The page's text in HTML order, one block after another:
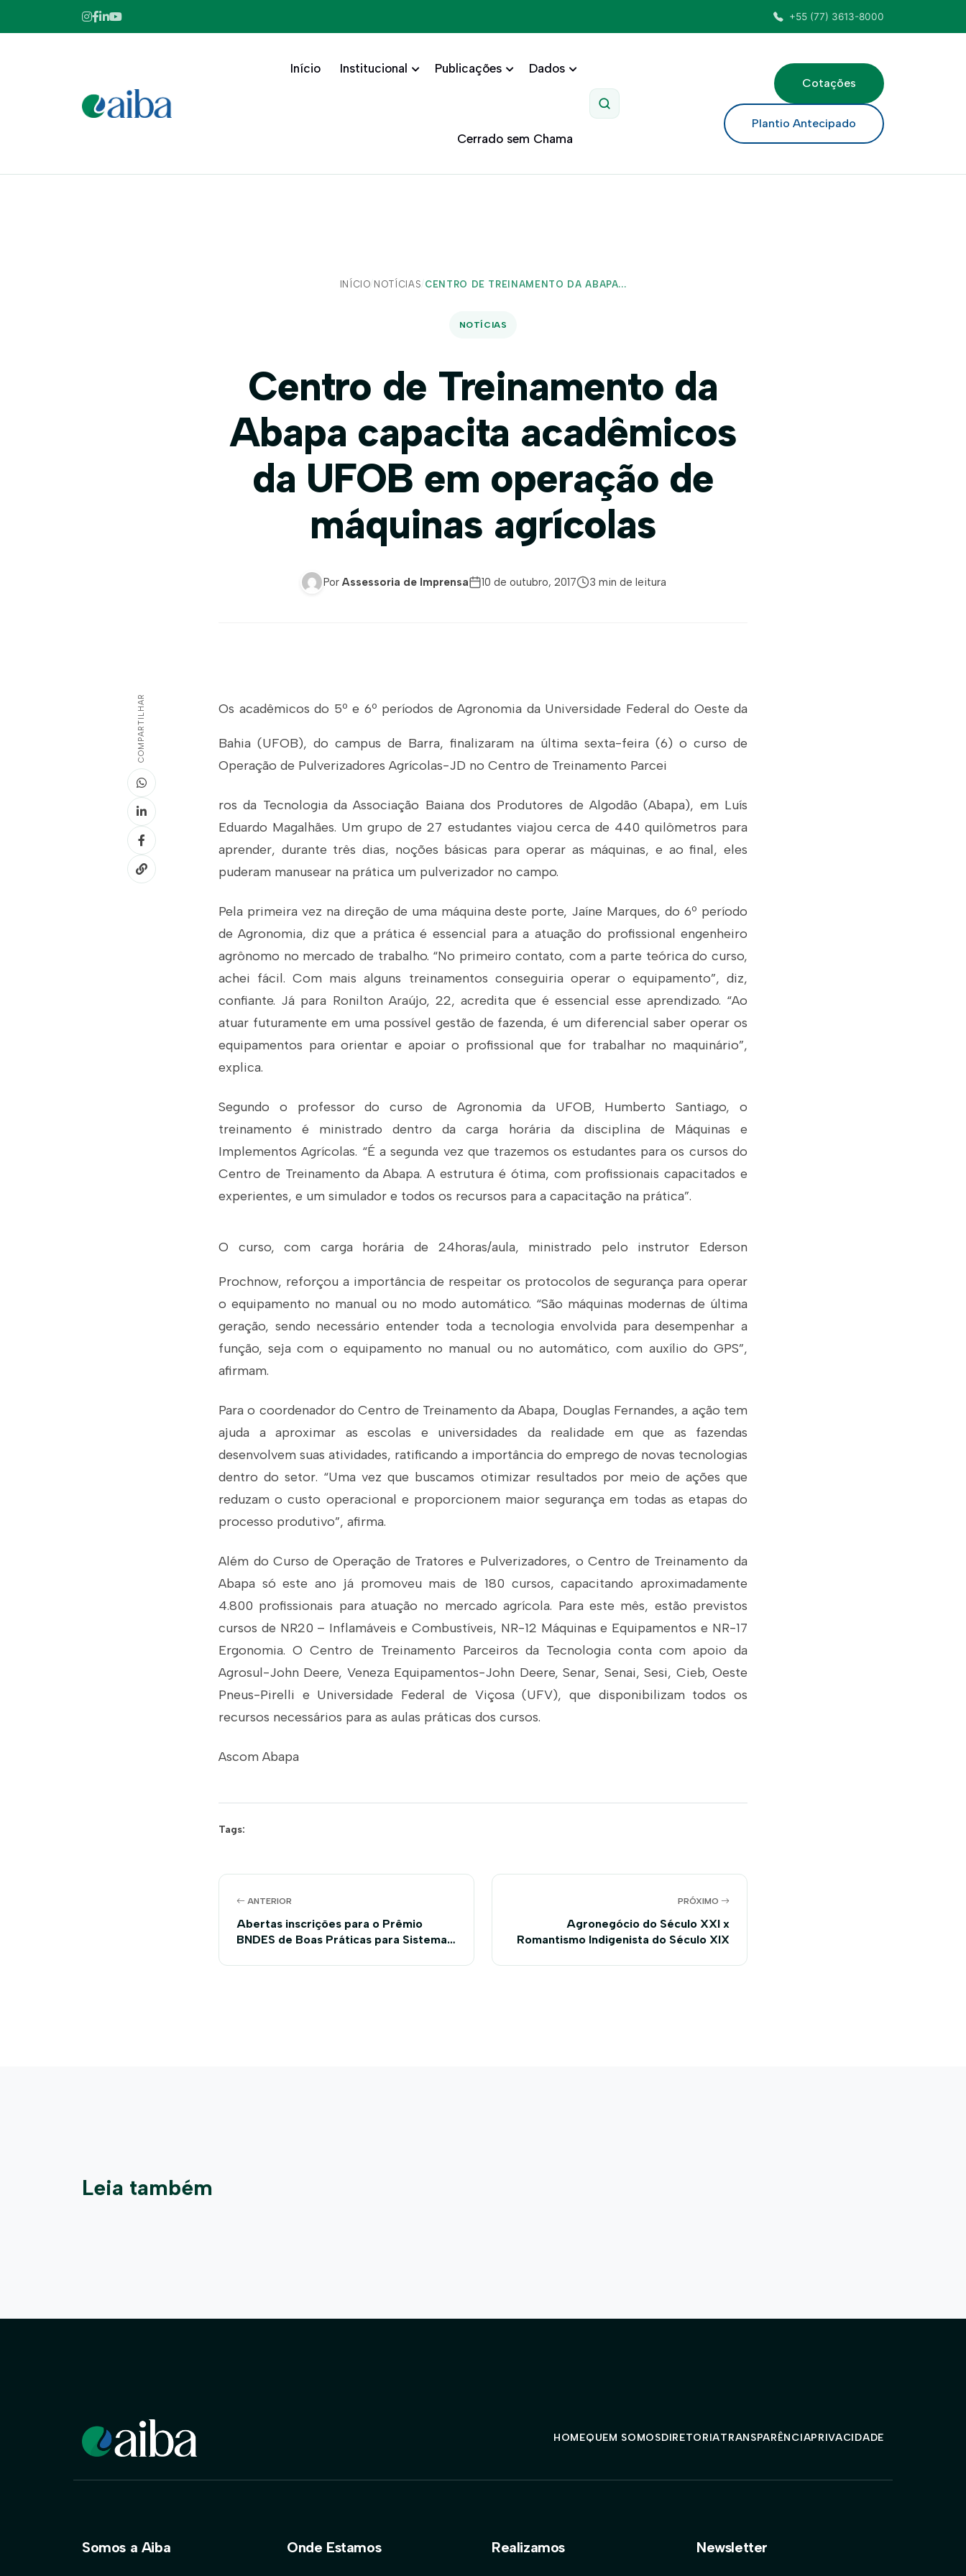
+55 (77) 3613-8000
Início Institucional Publicações Dados
Cerrado sem Chama
Pesquisar
Cotações
Plantio Antecipado
INÍCIO/ NOTÍCIAS/ CENTRO DE TREINAMENTO DA ABAPA...
NOTÍCIAS
Centro de Treinamento da
Abapa capacita acadêmicos
da UFOB em operação de
máquinas agrícolas
Por Assessoria de Imprensa 10 de outubro, 2017 3 min de leitura
COMPARTILHAR Os acadêmicos do 5º e 6º períodos de Agronomia da Universidade Federal do Oeste da
Bahia (UFOB), do campus de Barra, finalizaram na última sexta-feira (6) o curso de
Operação de Pulverizadores Agrícolas-JD no Centro de Treinamento Parcei
ros da Tecnologia da Associação Baiana dos Produtores de Algodão (Abapa), em Luís
Eduardo Magalhães. Um grupo de 27 estudantes viajou cerca de 440 quilômetros para
aprender, durante três dias, noções básicas para operar as máquinas, e ao final, eles
puderam manusear na prática um pulverizador no campo.
Pela primeira vez na direção de uma máquina deste porte, Jaíne Marques, do 6º período
de Agronomia, diz que a prática é essencial para a atuação do profissional engenheiro
agrônomo no mercado de trabalho. “No primeiro contato, com a parte teórica do curso,
achei fácil. Com mais alguns treinamentos conseguiria operar o equipamento”, diz,
confiante. Já para Ronilton Araújo, 22, acredita que é essencial esse aprendizado. “Ao
atuar futuramente em uma possível gestão de fazenda, é um diferencial saber operar os
equipamentos para orientar e apoiar o profissional que for trabalhar no maquinário”,
explica.
Segundo o professor do curso de Agronomia da UFOB, Humberto Santiago, o
treinamento é ministrado dentro da carga horária da disciplina de Máquinas e
Implementos Agrícolas. “É a segunda vez que trazemos os estudantes para os cursos do
Centro de Treinamento da Abapa. A estrutura é ótima, com profissionais capacitados e
experientes, e um simulador e todos os recursos para a capacitação na prática”.
O curso, com carga horária de 24horas/aula, ministrado pelo instrutor Ederson
Prochnow, reforçou a importância de respeitar os protocolos de segurança para operar
o equipamento no manual ou no modo automático. “São máquinas modernas de última
geração, sendo necessário entender toda a tecnologia envolvida para desempenhar a
função, seja com o equipamento no manual ou no automático, com auxílio do GPS”,
afirmam.
Para o coordenador do Centro de Treinamento da Abapa, Douglas Fernandes, a ação tem
ajuda a aproximar as escolas e universidades da realidade em que as fazendas
desenvolvem suas atividades, ratificando a importância do emprego de novas tecnologias
dentro do setor. “Uma vez que buscamos otimizar resultados por meio de ações que
reduzam o custo operacional e proporcionem maior segurança em todas as etapas do
processo produtivo”, afirma.
Além do Curso de Operação de Tratores e Pulverizadores, o Centro de Treinamento da
Abapa só este ano já promoveu mais de 180 cursos, capacitando aproximadamente
4.800 profissionais para atuação no mercado agrícola. Para este mês, estão previstos
cursos de NR20 – Inflamáveis e Combustíveis, NR-12 Máquinas e Equipamentos e NR-17
Ergonomia. O Centro de Treinamento Parceiros da Tecnologia conta com apoio da
Agrosul-John Deere, Veneza Equipamentos-John Deere, Senar, Senai, Sesi, Cieb, Oeste
Pneus-Pirelli e Universidade Federal de Viçosa (UFV), que disponibilizam todos os
recursos necessários para as aulas práticas dos cursos.
Ascom Abapa
Tags:
ANTERIOR
Abertas inscrições para o Prêmio
BNDES de Boas Práticas para Sistemas
PRÓXIMO
Agronegócio do Século XXI x
Romantismo Indigenista do Século XIX
Leia também
HOMEQUEM SOMOSDIRETORIATRANSPARÊNCIAPRIVACIDADE
Somos a Aiba Onde Estamos Realizamos Newsletter